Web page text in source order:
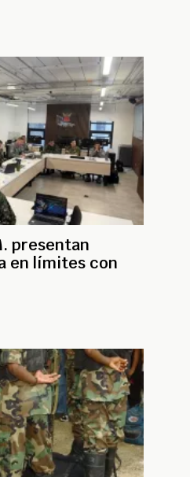
presentan
en límites con